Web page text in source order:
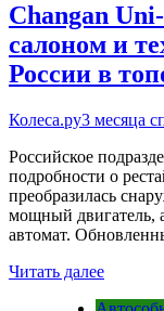
Changan
салоном и
России в
Колеса.ру3 месяца
Российское
подробности о
преобразилась
мощный двигатель,
автомат.
Читать далее